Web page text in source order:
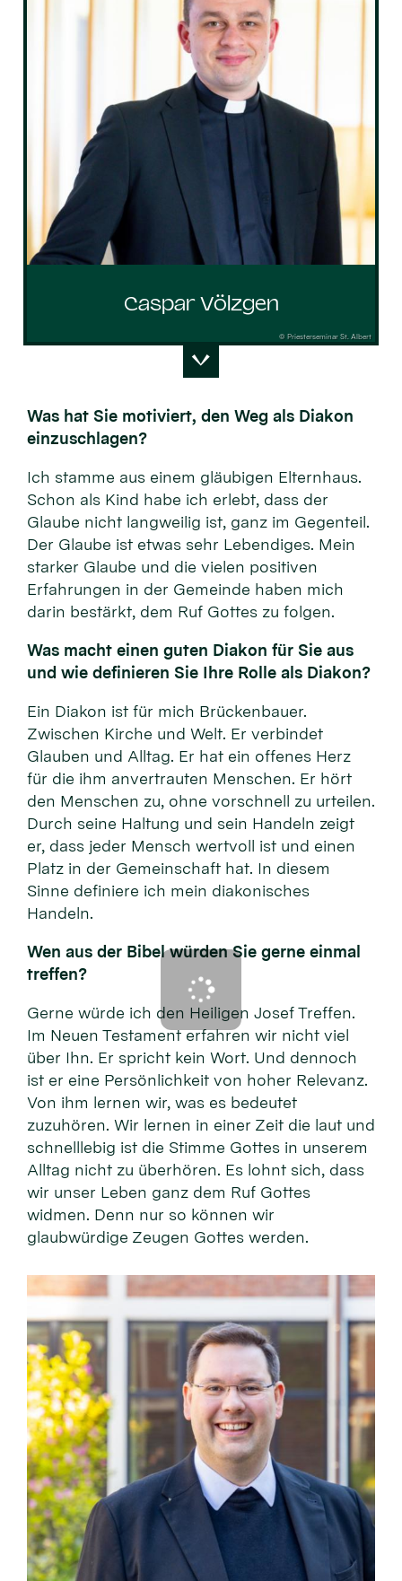
Caspar Völzgen
© Priesterseminar St. Albert
Was hat Sie motiviert, den Weg als Diakon
einzuschlagen?
Ich stamme aus einem gläubigen Elternhaus.
Schon als Kind habe ich erlebt, dass der
Glaube nicht langweilig ist, ganz im Gegenteil.
Der Glaube ist etwas sehr Lebendiges. Mein
starker Glaube und die vielen positiven
Erfahrungen in der Gemeinde haben mich
darin bestärkt, dem Ruf Gottes zu folgen.
Was macht einen guten Diakon für Sie aus
und wie definieren Sie Ihre Rolle als Diakon?
Ein Diakon ist für mich Brückenbauer.
Zwischen Kirche und Welt. Er verbindet
Glauben und Alltag. Er hat ein offenes Herz
für die ihm anvertrauten Menschen. Er hört
den Menschen zu, ohne vorschnell zu urteilen.
Durch seine Haltung und sein Handeln zeigt
er, dass jeder Mensch wertvoll ist und einen
Platz in der Gemeinschaft hat. In diesem
Sinne definiere ich mein diakonisches
Handeln.
Wen aus der Bibel würden Sie gerne einmal
treffen?
Gerne würde ich den Heiligen Josef Treffen.
Im Neuen Testament erfahren wir nicht viel
über Ihn. Er spricht kein Wort. Und dennoch
ist er eine Persönlichkeit von hoher Relevanz.
Von ihm lernen wir, was es bedeutet
zuzuhören. Wir lernen in einer Zeit die laut und
schnelllebig ist die Stimme Gottes in unserem
Alltag nicht zu überhören. Es lohnt sich, dass
wir unser Leben ganz dem Ruf Gottes
widmen. Denn nur so können wir
glaubwürdige Zeugen Gottes werden.